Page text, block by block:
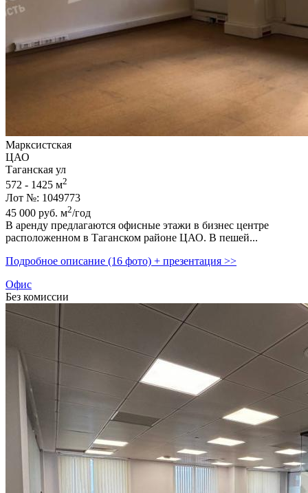
Марксистская
ЦАО
Таганская ул
572 - 1425 м2
Лот №: 1049773
45 000 руб. м2/год
В аренду предлагаются офисные этажи в бизнес центре
расположенном в Таганском районе ЦАО. В пешей...
Подробное описание (16 фото) + презентация >>
Офис
Без комиссии